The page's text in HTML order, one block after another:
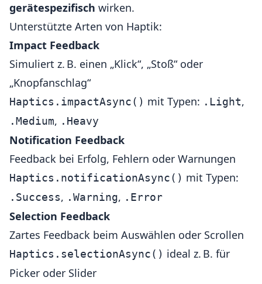
gerätespezifisch wirken.
Unterstützte Arten von Haptik:
Impact Feedback
Simuliert z. B. einen „Klick“, „Stoß“ oder
„Knopfanschlag“
Haptics.impactAsync() mit Typen: .Light,
.Medium, .Heavy
Notification Feedback
Feedback bei Erfolg, Fehlern oder Warnungen
Haptics.notificationAsync() mit Typen:
.Success, .Warning, .Error
Selection Feedback
Zartes Feedback beim Auswählen oder Scrollen
Haptics.selectionAsync() ideal z. B. für
Picker oder Slider